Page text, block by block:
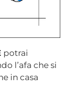
potrai
l’afa che si
in casa